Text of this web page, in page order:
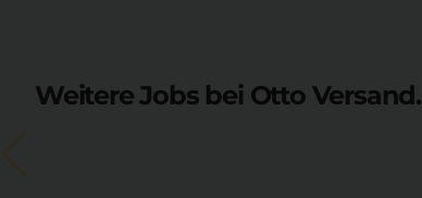
Weitere Jobs bei Otto Versand.